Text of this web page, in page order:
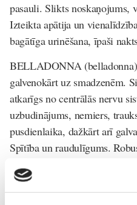
pasauli. Slikts noskaņojums,
Izteikta apātija un
bagātīga urinēšana, īpaši
BELLADONNA (belladonna)
galvenokārt uz smadzenēm.
atkarīgs no centrālās nervu
uzbudinājums, nemiers,
pusdienlaika, dažkārt arī
Spītība un raudulīgums.
neuzticēšanās,
aizbēgt. Bieža urinēšana.
laikā svīšana, sāpes, caureja.